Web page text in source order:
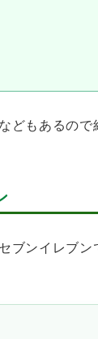
どもあるので
ブンイレブン